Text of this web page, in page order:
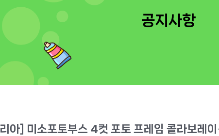
공지사항
아] 미소포토부스 4컷 포토 프레임 콜라보레이